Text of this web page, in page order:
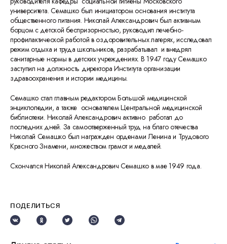
университета. Семашко был инициатором основания института
общественного питания. Николай Александрович был активным
борцом с детской беспризорностью, руководил лечебно-
профилактической работой в оздоровительных лагерях, исследовал
режим отдыха и труда школьников, разрабатывал и внедрял
санитарные нормы в детских учреждениях. В 1947 году Семашко
заступил на должность директора Института организации
здравоохранения и истории медицины.
Семашко стал главным редактором Большой медицинской
энциклопедии, а также основателем Центральной медицинской
библиотеки. Николай Александрович активно работал до
последних дней. За самоотверженный труд на благо отечества
Николай Семашко был награжден орденами Ленина и Трудового
Красного Знамени, множеством грамот и медалей.
Скончался Николай Александрович Семашко в мае 1949 года.
ПОДЕЛИТЬСЯ